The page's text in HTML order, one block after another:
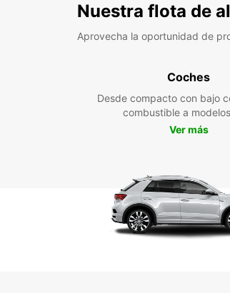
Nuestra flota de
Aprovecha la oportunidad de
Coches
Desde compacto con bajo
combustible a
Ver más